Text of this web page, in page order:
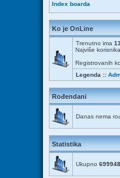
Index boarda
Ko je OnLine
Trenutno ima
Najviše
Registrovanih
Legenda ::
Rođendani
Danas nema
Statistika
Ukupno 699948